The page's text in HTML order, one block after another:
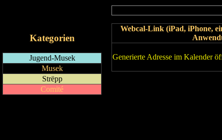
Kategorien
Jugend-Musek
Musek
Strëpp
Comité
Webcal-Link (iPad, iPhone,
Generierte Adresse im Kalender